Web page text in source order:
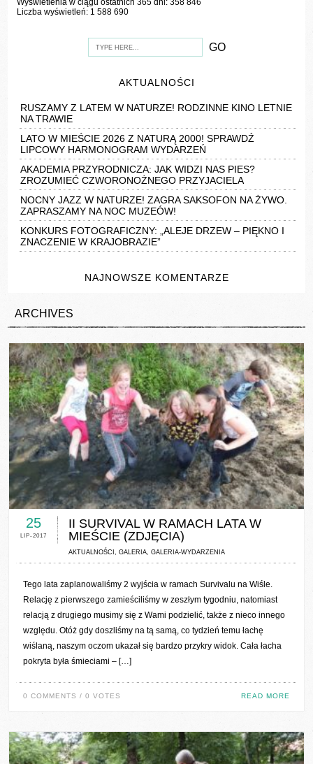
Wyświetlenia w ciągu ostatnich 365 dni:358 846
Liczba wyświetleń: 1 588 690
AKTUALNOŚCI
RUSZAMY Z LATEM W NATURZE! RODZINNE KINO LETNIE
NA TRAWIE
LATO W MIEŚCIE 2026 Z NATURĄ 2000! SPRAWDŹ
LIPCOWY HARMONOGRAM WYDARZEŃ
AKADEMIA PRZYRODNICZA: JAK WIDZI NAS PIES?
ZROZUMIEĆ CZWORONOŻNEGO PRZYJACIELA
NOCNY JAZZ W NATURZE! ZAGRA SAKSOFON NA ŻYWO.
ZAPRASZAMY NA NOC MUZEÓW!
KONKURS FOTOGRAFICZNY: „ALEJE DRZEW – PIĘKNO I
ZNACZENIE W KRAJOBRAZIE”
NAJNOWSZE KOMENTARZE
ARCHIVES
0 COMMENTS / 0 VOTES
25
LIP-2017
II SURVIVAL W RAMACH LATA W
MIEŚCIE (ZDJĘCIA)
AKTUALNOŚCI,GALERIA,GALERIA-WYDARZENIA
Tego lata zaplanowaliśmy 2 wyjścia w ramach Survivalu na Wiśle.
Relację z pierwszego zamieściliśmy w zeszłym tygodniu, natomiast
relacją z drugiego musimy się z Wami podzielić, także z nieco innego
względu. Otóż gdy doszliśmy na tą samą, co tydzień temu łachę
wiślaną, naszym oczom ukazał się bardzo przykry widok. Cała łacha
pokryta była śmieciami – […]
0 COMMENTS / 0 VOTES READ MORE